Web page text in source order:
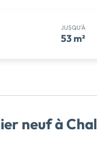
JUSQU'À
53 m²
neuf à